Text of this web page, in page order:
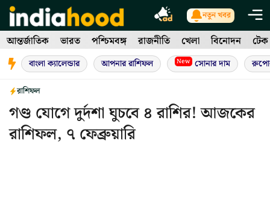
Skip
to
content
নতুন খবর
আন্তর্জাতিক ভারত পশ্চিমবঙ্গ রাজনীতি খেলা বিনোদন টেক
বাংলা ক্যালেন্ডার আপনার রাশিফল New সোনার দাম
রাশিফল
গণ্ড যোগে দুর্দশা ঘুচবে ৪ রাশির! আজকের
রাশিফল, ৭ ফেব্রুয়ারি